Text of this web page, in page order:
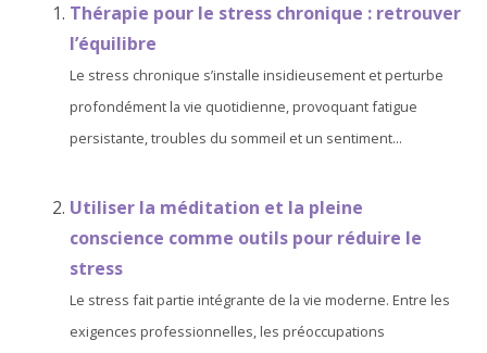
Thérapie pour le stress chronique : retrouver
l’équilibre
Le stress chronique s’installe insidieusement et perturbe
profondément la vie quotidienne, provoquant fatigue
persistante, troubles du sommeil et un sentiment...
Utiliser la méditation et la pleine
conscience comme outils pour réduire le
stress
Le stress fait partie intégrante de la vie moderne. Entre les
exigences professionnelles, les préoccupations